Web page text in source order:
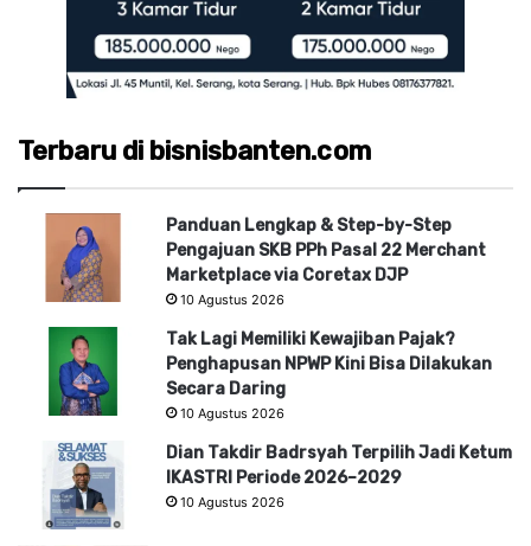
Terbaru di bisnisbanten.com
Panduan Lengkap & Step-by-Step
Pengajuan SKB PPh Pasal 22 Merchant
Marketplace via Coretax DJP
10 Agustus 2026
Tak Lagi Memiliki Kewajiban Pajak?
Penghapusan NPWP Kini Bisa Dilakukan
Secara Daring
10 Agustus 2026
Dian Takdir Badrsyah Terpilih Jadi Ketum
IKASTRI Periode 2026–2029
10 Agustus 2026